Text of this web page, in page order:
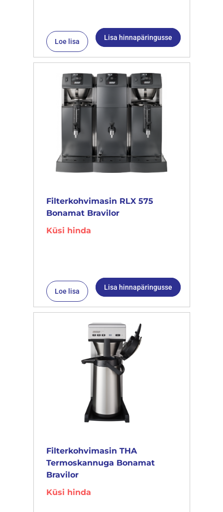
Loe lisa Lisa hinnapäringusse
Filterkohvimasin RLX 575
Bonamat Bravilor
Küsi hinda
Loe lisa Lisa hinnapäringusse
Filterkohvimasin THA
Termoskannuga Bonamat
Bravilor
Küsi hinda